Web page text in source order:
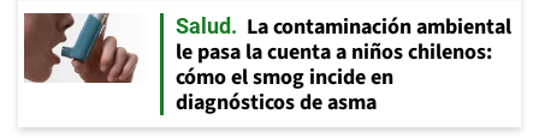
Salud
La contaminación ambiental
le pasa la cuenta a niños chilenos:
cómo el smog incide en
diagnósticos de asma